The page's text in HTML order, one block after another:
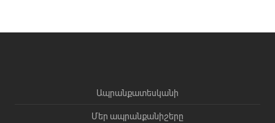
Ապրանքատեսկանի
Մեր ապրանքանիշերը